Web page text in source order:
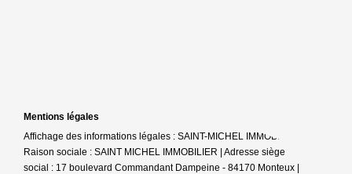
Mentions légales
Affichage des informations légales : SAINT-MICHEL IMMOBILIER |
Raison sociale : SAINT MICHEL IMMOBILIER | Adresse siège
social : 17 boulevard Commandant Dampeine - 84170 Monteux |